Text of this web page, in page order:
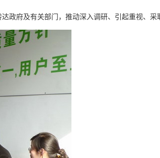
府及有关部门，推动深入调研、引起重视、采